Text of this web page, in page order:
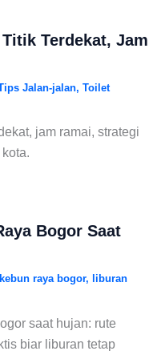
Terdekat, Jam
Jalan-jalan, Toilet
jam ramai, strategi
Bogor Saat
kebun raya bogor, liburan
saat hujan: rute
biar liburan tetap